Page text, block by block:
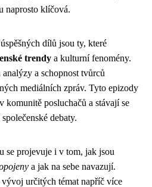
naprosto klíčová.
dílů jsou ty, které
trendy a kulturní fenomény.
a schopnost tvůrců
mediálních zpráv. Tyto epizody
komunitě posluchačů a stávají se
debaty.
se projevuje i v tom, jak jsou
a jak na sebe navazují.
určitých témat napříč více